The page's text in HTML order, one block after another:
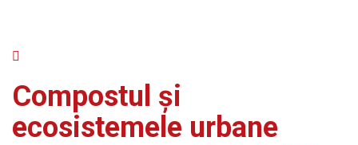
Compostul și
ecosistemele urbane